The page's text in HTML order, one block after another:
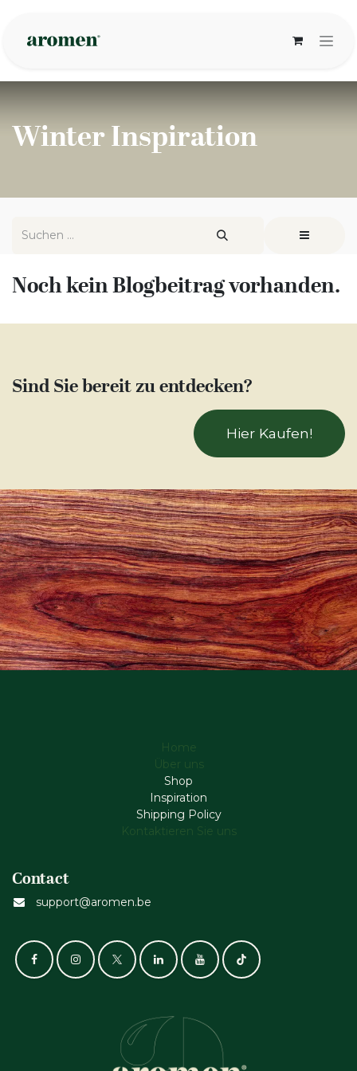
Winter Inspiration
Noch kein Blogbeitrag vorhanden.
Sind Sie bereit zu entdecken?
Hier Kaufen!
Home
Über uns
Shop
Inspiration
Shipping Policy
Kontaktieren Sie uns
Contact
support@aromen.be